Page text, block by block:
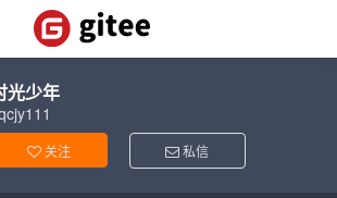
光少年
关注 私信